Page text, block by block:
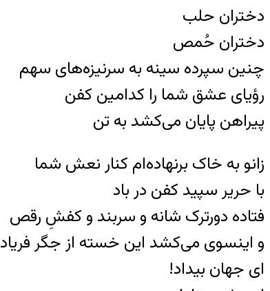
دختران حلب
دختران حُمص
چنین سپرده سینه به سرنیزه‌های سهم
رؤیای عشق شما را کدامین کفن
پیراهن پایان می‌کشد به تن
زانو به خاک برنهاده‌‌ام کنار نعش شما
با حریر سپید کفن در باد
فتاده دورترک شانه و سربند و کفشِ رقص
و اینسوی می‌کشد این خسته از جگر فریاد
ای جهان بیداد!